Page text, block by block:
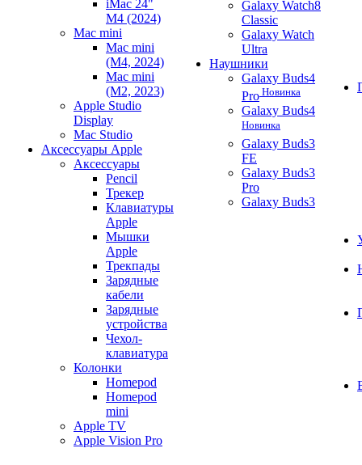
iMac 24"
M4 (2024)
Mac mini
Mac mini
(M4, 2024)
Mac mini
(M2, 2023)
Apple Studio
Display
Mac Studio
Аксессуары Apple
Аксессуары
Pencil
Трекер
Клавиатуры
Apple
Мышки
Apple
Трекпады
Зарядные
кабели
Зарядные
устройства
Чехол-
клавиатура
Колонки
Homepod
Homepod
mini
Apple TV
Apple Vision Pro
Galaxy Watch8
Classic
Galaxy Watch
Ultra
Наушники
Galaxy Buds4
Pro Новинка
Galaxy Buds4
Новинка
Galaxy Buds3
FE
Galaxy Buds3
Pro
Galaxy Buds3